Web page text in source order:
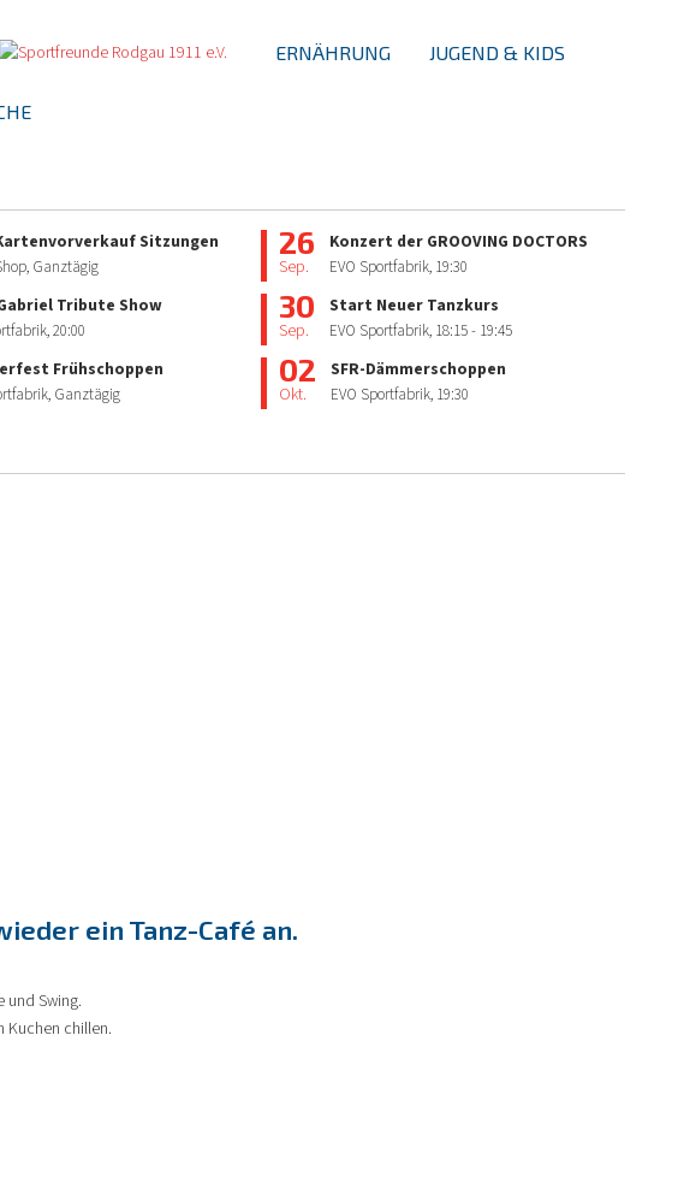
ERNÄHRUNG JUGEND & KIDS
Sitzungen
Ganztägig
Tribute Show
20:00
Frühschoppen
Ganztägig
26
Sep.
Konzert der GROOVING DOCTORS
EVO Sportfabrik, 19:30
30
Sep.
Start Neuer Tanzkurs
EVO Sportfabrik, 18:15- 19:45
02
Okt.
SFR-Dämmerschoppen
EVO Sportfabrik, 19:30
ein Tanz-Café an.
und Swing.
Kuchen chillen.